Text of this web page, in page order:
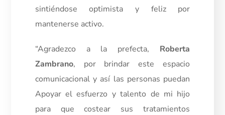
sintiéndose optimista y feliz por
mantenerse activo.
“Agradezco a la prefecta, Roberta
Zambrano, por brindar este espacio
comunicacional y así las personas puedan
Apoyar el esfuerzo y talento de mi hijo
para que costear sus tratamientos